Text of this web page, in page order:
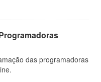
das programadoras